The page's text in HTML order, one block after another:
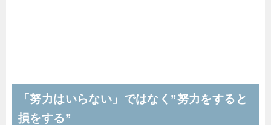
「努力はいらない」ではなく”努力をすると
損をする”